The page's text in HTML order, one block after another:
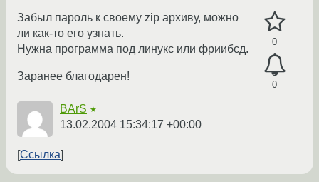
0
0
Забыл пароль к своему zip архиву, можно
ли как-то его узнать.
Нужна программа под линукс или фриибсд.
Заранее благодарен!
BArS ★
13.02.2004 15:34:17 +00:00
Ссылка